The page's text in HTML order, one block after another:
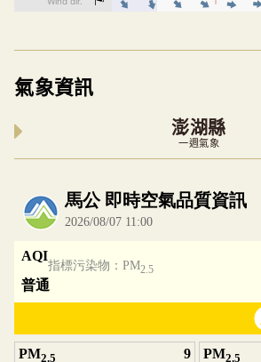
氣象資訊
澎湖縣
一週氣象
內嵌空氣品質小工具為視覺